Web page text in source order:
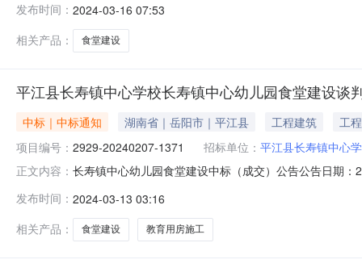
律、法规、规章，双方签订本合同协议书。一、项目信
幼儿园食堂建
发布时间： 2024-03-16 07:53
相关产品：
食堂建设
平江县长寿镇中心学校长寿镇中心幼儿园食堂建设谈
中标｜中标通知 湖南省｜岳阳市｜平江县 工程建筑
工程
项目编号： 2929-20240207-1371 招标单位： 平江县长寿镇中心
正文内容： 长寿镇中心幼儿园食堂建设中标（成交）公告公告日期
管理集团有限公司采购项目编号：2929-20240207-
发布时间： 2024-03-13 03:16
相关产品：
食堂建设 教育用房施工